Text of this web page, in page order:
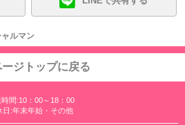
ャルマン
ージトップに戻る
間:10：00～18：00
日:年末年始・その他